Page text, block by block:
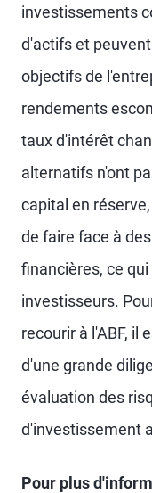
investissements
d'actifs et
objectifs de
rendements
taux d'intérêt
alternatifs n'ont
capital en
de faire face à
financières, ce
investisseurs.
recourir à l'ABF, il
d'une grande
évaluation des
d'investissement
Pour plus